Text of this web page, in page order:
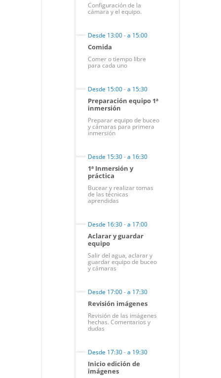
Configuración de la
cámara y el equipo.
Desde 13:00-a 15:00
Comida
Comer o tiempo libre
para cada uno
Desde 15:00-a 15:30
Preparación equipo 1ª
inmersión
Preparar equipo de buceo
y cámaras para primera
inmersión
Desde 15:30-a 16:30
1ª Inmersión y
práctica
Bucear y realizar tomas
de las técnicas
aprendidas
Desde 16:30-a 17:00
Aclarar y guardar
equipo
Salir del agua, aclarar y
guardar equipo de buceo
y cámaras
Desde 17:00-a 17:30
Revisión imágenes
Revisión de las imágenes
hechas. Comentarios y
dudas
Desde 17:30-a 19:30
Inicio edición de
imágenes